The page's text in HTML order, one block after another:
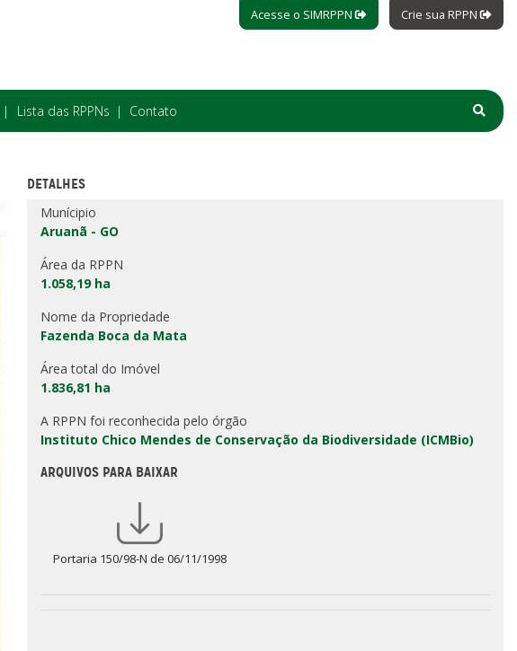
Acesse o SIMRPPN Crie sua RPPN
Lista das RPPNs Contato
DETALHES
Munícipio
Aruanã - GO
Área da RPPN
1.058,19 ha
Nome da Propriedade
Fazenda Boca da Mata
Área total do Imóvel
1.836,81 ha
A RPPN foi reconhecida pelo órgão
Instituto Chico Mendes de Conservação da Biodiversidade (ICMBio)
ARQUIVOS PARA BAIXAR
Portaria 150/98-N de 06/11/1998